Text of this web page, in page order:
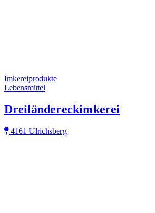
Imkereiprodukte
Lebensmittel
Dreiländereckimkerei
4161 Ulrichsberg